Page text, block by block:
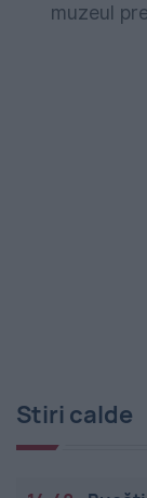
muzeul
Stiri calde